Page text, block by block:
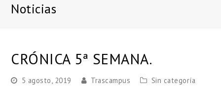
Noticias
CRÓNICA 5ª SEMANA.
5 agosto, 2019 Trascampus
Sin categoría